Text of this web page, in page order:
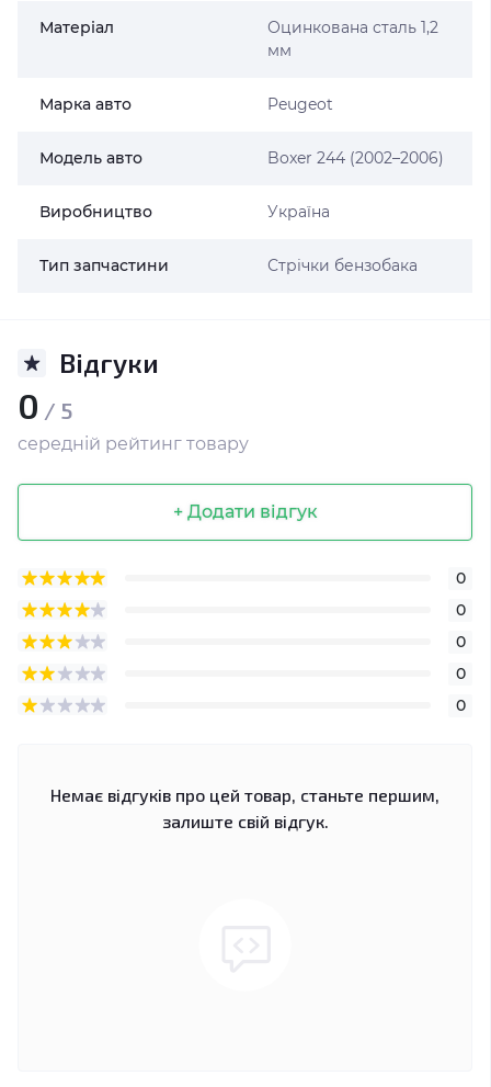
Матеріал
Оцинкована сталь 1,2
мм
Марка авто Peugeot
Модель авто Boxer 244 (2002–2006)
Виробництво Україна
Тип запчастини Стрічки бензобака
Відгуки
0 / 5
середній рейтинг товару
+ Додати відгук
0
0
0
0
0
Немає відгуків про цей товар, станьте першим,
залиште свій відгук.